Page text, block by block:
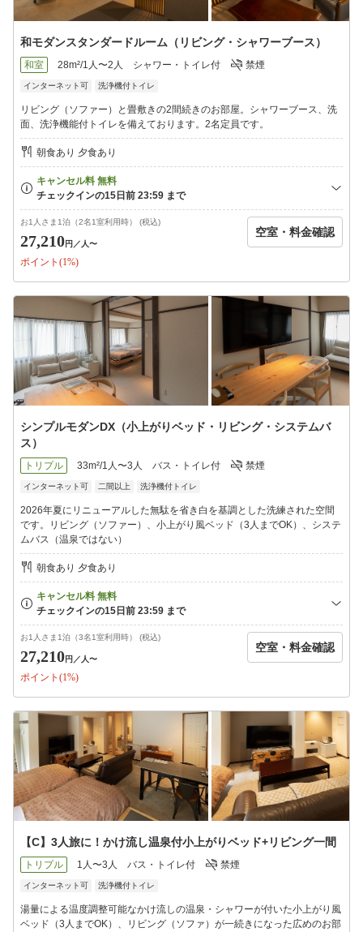
和モダンスタンダードルーム（リビング・シャワーブース）
和室 28m²/1人〜2人 シャワー・トイレ付 禁煙
インターネット可 洗浄機付トイレ
リビング（ソファー）と畳敷きの2間続きのお部屋。シャワーブース、洗
面、洗浄機能付トイレを備えております。2名定員です。
朝食あり 夕食あり
お1人さま1泊（2名1室利用時） (税込)
27,210円 ／人〜
ポイント(1%)
空室・料金確認
シンプルモダンDX（小上がりベッド・リビング・システムバ
ス）
トリプル 33m²/1人〜3人 バス・トイレ付 禁煙
インターネット可 二間以上 洗浄機付トイレ
2026年夏にリニューアルした無駄を省き白を基調とした洗練された空間
です。リビング（ソファー）、小上がり風ベッド（3人までOK）、システ
ムバス（温泉ではない）
朝食あり 夕食あり
お1人さま1泊（3名1室利用時） (税込)
27,210円 ／人〜
ポイント(1%)
空室・料金確認
【C】3人旅に！かけ流し温泉付小上がりベッド+リビング一間
トリプル 1人〜3人 バス・トイレ付 禁煙
インターネット可 洗浄機付トイレ
湯量による温度調整可能なかけ流しの温泉・シャワーが付いた小上がり風
ベッド（3人までOK）、リビング（ソファ）が一続きになった広めのお部